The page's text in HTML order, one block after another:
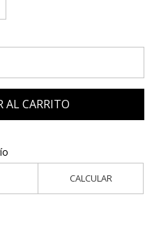
AL CARRITO
CALCULAR